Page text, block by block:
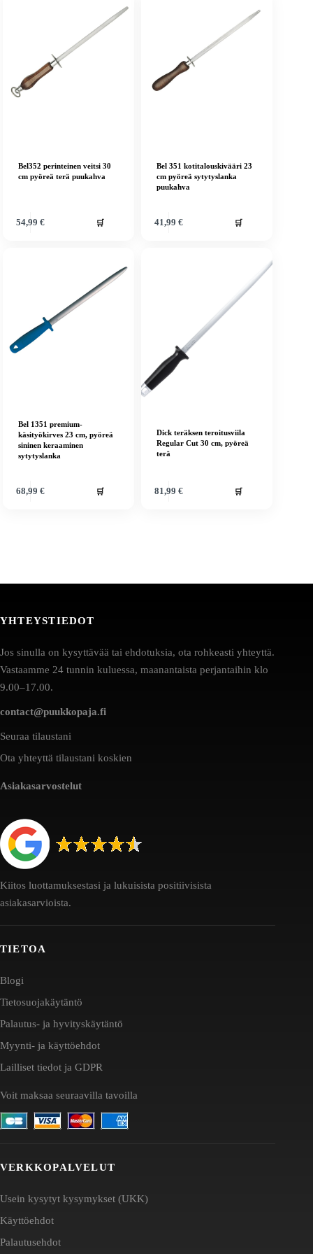
Bel352 perinteinen veitsi 30
cm pyöreä terä puukahva
54,99 € 🛒
Bel 351 kotitalouskivääri 23
cm pyöreä sytytyslanka
puukahva
41,99 € 🛒
Bel 1351 premium-
käsityökirves 23 cm, pyöreä
sininen keraaminen
sytytyslanka
68,99 € 🛒
Dick teräksen teroitusviila
Regular Cut 30 cm, pyöreä
terä
81,99 € 🛒
YHTEYSTIEDOT
Jos sinulla on kysyttävää tai ehdotuksia, ota rohkeasti yhteyttä.
Vastaamme 24 tunnin kuluessa, maanantaista perjantaihin klo
9.00–17.00.
contact@puukkopaja.fi
Seuraa tilaustani
Ota yhteyttä tilaustani koskien
Asiakasarvostelut
Kiitos luottamuksestasi ja lukuisista positiivisista
asiakasarvioista.
TIETOA
Blogi
Tietosuojakäytäntö
Palautus- ja hyvityskäytäntö
Myynti- ja käyttöehdot
Lailliset tiedot ja GDPR
Voit maksaa seuraavilla tavoilla
VERKKOPALVELUT
Usein kysytyt kysymykset (UKK)
Käyttöehdot
Palautusehdot